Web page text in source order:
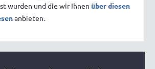
wurden und die wir Ihnen über diesen
anbieten.